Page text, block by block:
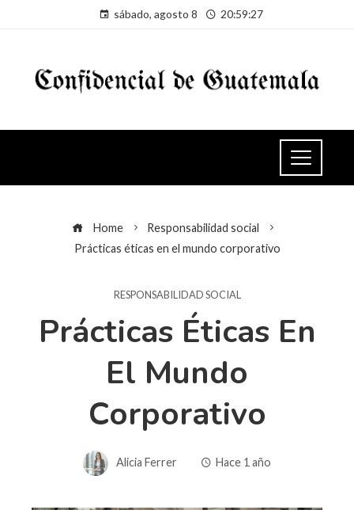
sábado, agosto 8 20:59:28
Home
Responsabilidad social
Prácticas éticas en el mundo corporativo
RESPONSABILIDAD SOCIAL
Prácticas Éticas En
El Mundo
Corporativo
Alicia Ferrer Hace 1 año